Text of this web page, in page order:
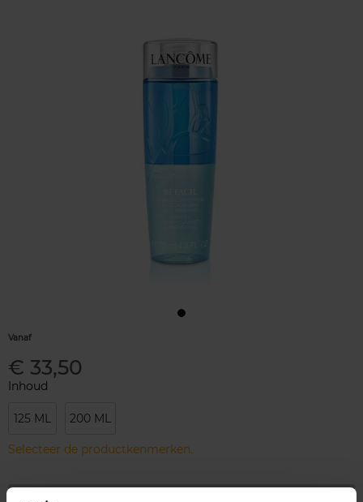
Vanaf
€ 33,50
Inhoud
125 ML 200 ML
Selecteer de productkenmerken.